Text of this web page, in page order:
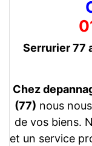
Serrurier 77
Chez
(77) nous
de vos biens.
et un service